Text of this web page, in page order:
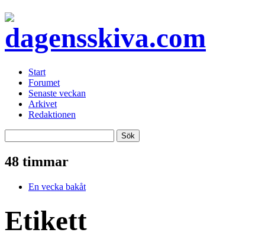
Start
Forumet
Senaste veckan
Arkivet
Redaktionen
48 timmar
En vecka bakåt
Etikett